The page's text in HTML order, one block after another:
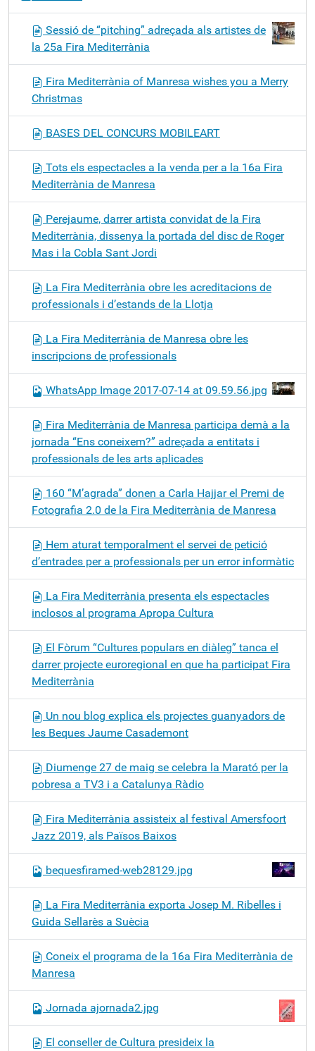
Sessió de “pitching” adreçada als artistes de
la 25a Fira Mediterrània
Fira Mediterrània of Manresa wishes you a Merry
Christmas
BASES DEL CONCURS MOBILEART
Tots els espectacles a la venda per a la 16a Fira
Mediterrània de Manresa
Perejaume, darrer artista convidat de la Fira
Mediterrània, dissenya la portada del disc de Roger
Mas i la Cobla Sant Jordi
La Fira Mediterrània obre les acreditacions de
professionals i d’estands de la Llotja
La Fira Mediterrània de Manresa obre les
inscripcions de professionals
WhatsApp Image 2017-07-14 at 09.59.56.jpg
Fira Mediterrània de Manresa participa demà a la
jornada “Ens coneixem?” adreçada a entitats i
professionals de les arts aplicades
160 “M’agrada” donen a Carla Hajjar el Premi de
Fotografia 2.0 de la Fira Mediterrània de Manresa
Hem aturat temporalment el servei de petició
d’entrades per a professionals per un error informàtic
La Fira Mediterrània presenta els espectacles
inclosos al programa Apropa Cultura
El Fòrum “Cultures populars en diàleg” tanca el
darrer projecte euroregional en que ha participat Fira
Mediterrània
Un nou blog explica els projectes guanyadors de
les Beques Jaume Casademont
Diumenge 27 de maig se celebra la Marató per la
pobresa a TV3 i a Catalunya Ràdio
Fira Mediterrània assisteix al festival Amersfoort
Jazz 2019, als Països Baixos
bequesfiramed-web28129.jpg
La Fira Mediterrània exporta Josep M. Ribelles i
Guida Sellarès a Suècia
Coneix el programa de la 16a Fira Mediterrània de
Manresa
Jornada ajornada2.jpg
El conseller de Cultura presideix la